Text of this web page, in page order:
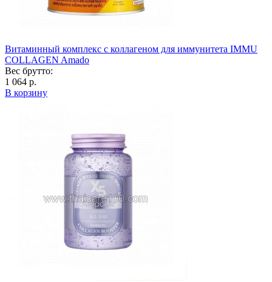
Витаминный комплекс с коллагеном для иммунитета IMMU
COLLAGEN Amado
Вес брутто:
1 064 р.
В корзину